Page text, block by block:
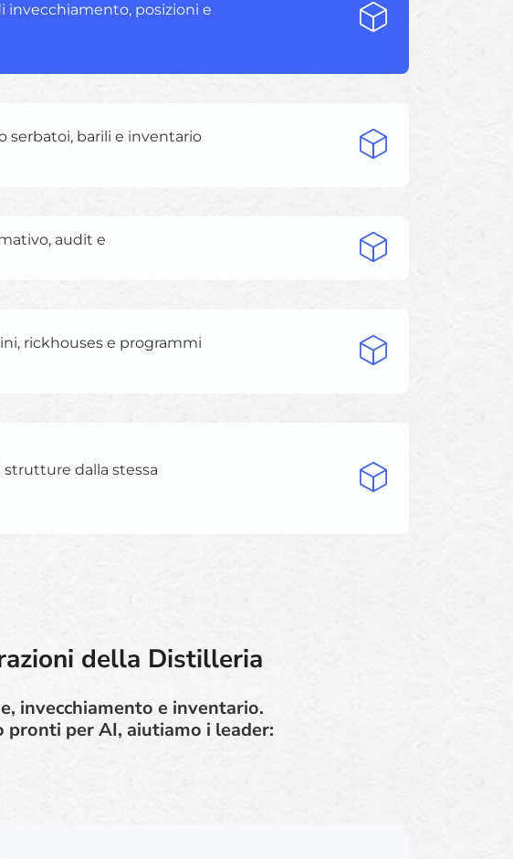
invecchiamento, posizioni e
serbatoi, barili e inventario
audit e
rickhouses e programmi
strutture dalla stessa
della Distilleria
invecchiamento e inventario.
per AI, aiutiamo i leader: